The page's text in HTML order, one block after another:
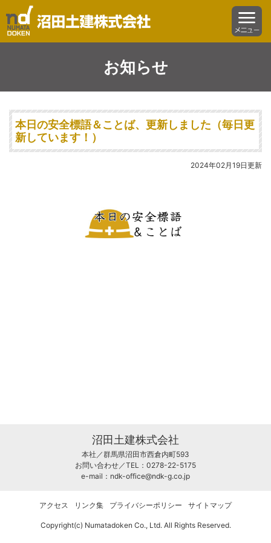
沼田土建株式会社 menu
お知らせ
本日の安全標語＆ことば、更新しました（毎日更
新しています！）
2024年02月19日更新
沼田土建株式会社
本社／群馬県沼田市西倉内町593
お問い合わせ／TEL：0278-22-5175
e-mail： ndk-office@ndk-g.co.jp
アクセス リンク集 プライバシーポリシー サイトマップ
Copyright(c) Numatadoken Co., Ltd. All Rights Reserved.